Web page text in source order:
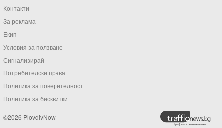
Контакти
За реклама
Екип
Условия за ползване
Сигнализирай
Потребителски права
Политика за поверителност
Политика за бисквитки
©2026 PlovdivNow